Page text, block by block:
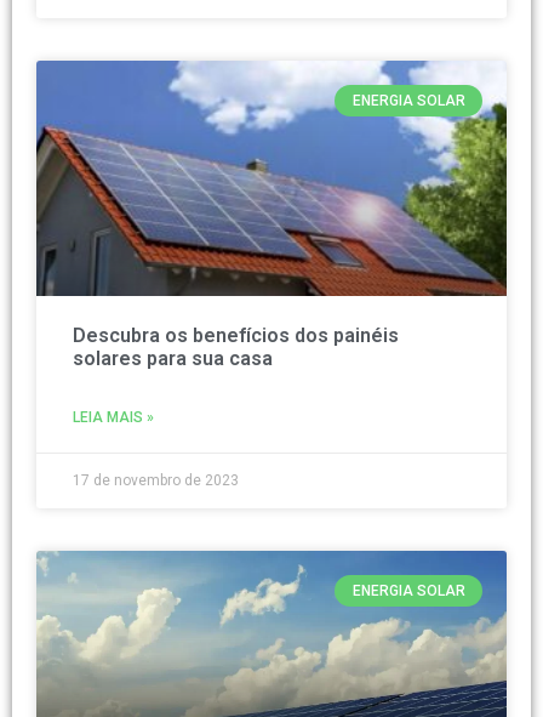
ENERGIA SOLAR
Descubra os benefícios dos painéis
solares para sua casa
LEIA MAIS »
17 de novembro de 2023
ENERGIA SOLAR